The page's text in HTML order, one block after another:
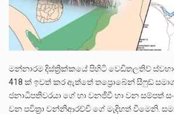
මන්නාරම දිස්ත්‍රික්කයේ පිහිටි වෙඩිතලතිව්
418 ක් ඉවත් කර ඇත්තේ තප්‍රොබේන් සීෆුඩ්
ජනාධිපතිවරයා ගේ හා වනජීවී හා වන සම්පත්
වන පවිත්‍රා වන්නිආරච්චි ගේ මැදිහත් වීමෙනි.